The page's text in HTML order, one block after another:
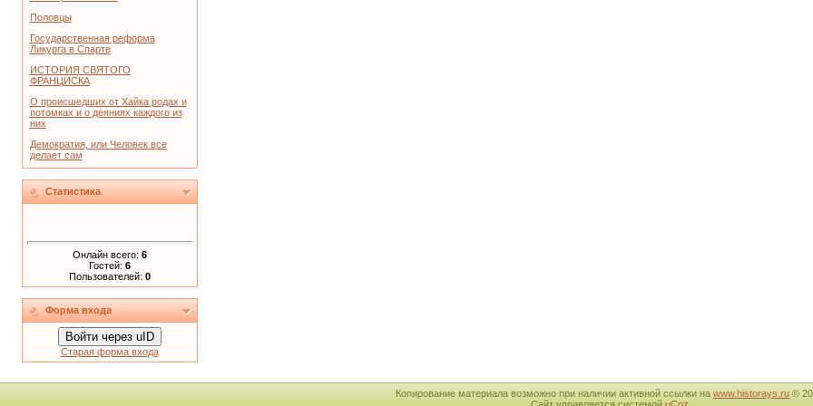
Половцы
Государственная реформа
Ликурга в Спарте
ИСТОРИЯ СВЯТОГО
ФРАНЦИСКА
О происшедших от Хайка родах и
потомках и о деяниях каждого из
них
Демократия, или Человек все
делает сам
Статистика
Онлайн всего: 6
Гостей: 6
Пользователей: 0
Форма входа
Войти через uID
Старая форма входа
Копирование материала возможно при наличии активной ссылки на www.historays.ru ©